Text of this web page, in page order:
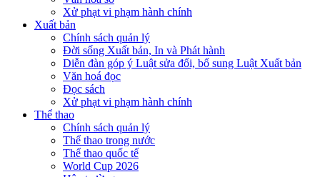
Xử phạt vi phạm hành chính
Xuất bản
Chính sách quản lý
Đời sống Xuất bản, In và Phát hành
Diễn đàn góp ý Luật sửa đổi, bổ sung Luật Xuất bản
Văn hoá đọc
Đọc sách
Xử phạt vi phạm hành chính
Thể thao
Chính sách quản lý
Thể thao trong nước
Thể thao quốc tế
World Cup 2026